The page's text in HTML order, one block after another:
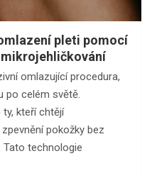
pleti pomocí
omlazující procedura,
po celém světě.
ty, kteří chtějí
pokožky bez
technologie